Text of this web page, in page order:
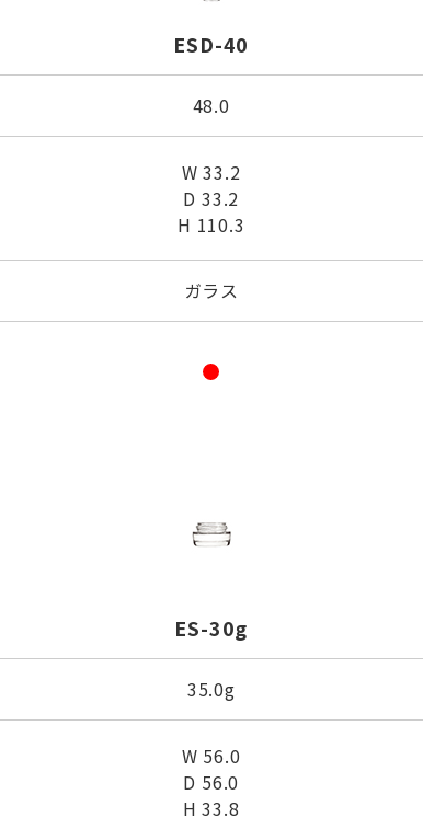
ESD-40
48.0
W 33.2
D 33.2
H 110.3
ガラス
ES-30g
35.0g
W 56.0
D 56.0
H 33.8